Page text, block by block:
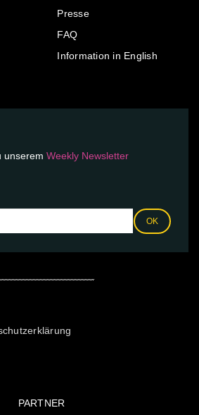
Presse
FAQ
Information in English
unserem Weekly Newsletter
OK
PARTNER